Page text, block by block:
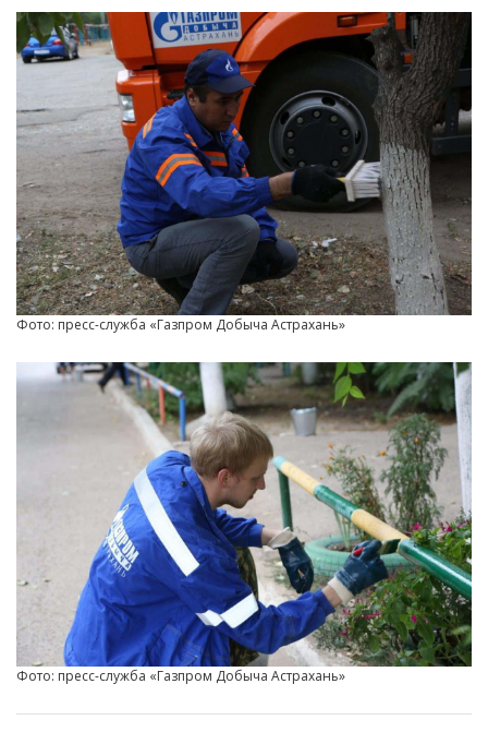
Фото: пресс-служба «Газпром Добыча Астрахань»
Фото: пресс-служба «Газпром Добыча Астрахань»